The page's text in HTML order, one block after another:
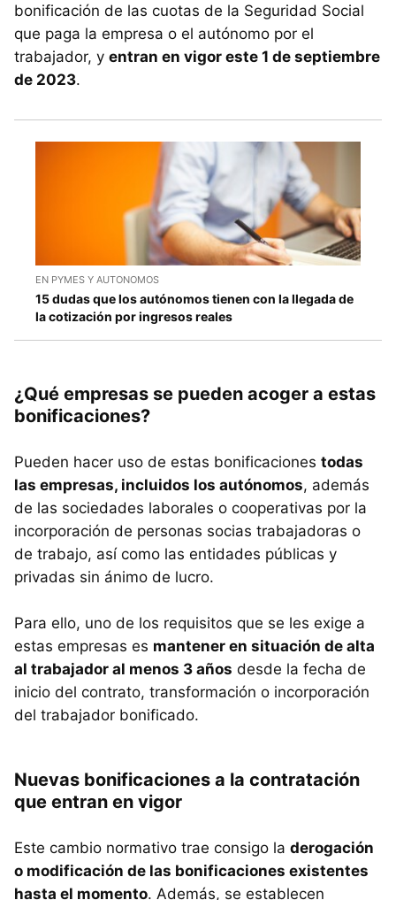
bonificación de las cuotas de la Seguridad Social
que paga la empresa o el autónomo por el
trabajador, y entran en vigor este 1 de septiembre
de 2023.
EN PYMES Y AUTONOMOS
15 dudas que los autónomos tienen con la llegada de
la cotización por ingresos reales
¿Qué empresas se pueden acoger a estas
bonificaciones?
Pueden hacer uso de estas bonificaciones todas
las empresas, incluidos los autónomos, además
de las sociedades laborales o cooperativas por la
incorporación de personas socias trabajadoras o
de trabajo, así como las entidades públicas y
privadas sin ánimo de lucro.
Para ello, uno de los requisitos que se les exige a
estas empresas es mantener en situación de alta
al trabajador al menos 3 años desde la fecha de
inicio del contrato, transformación o incorporación
del trabajador bonificado.
Nuevas bonificaciones a la contratación
que entran en vigor
Este cambio normativo trae consigo la derogación
o modificación de las bonificaciones existentes
hasta el momento. Además, se establecen